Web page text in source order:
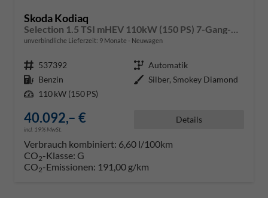
Skoda Kodiaq
unverbindliche Lieferzeit: 9 Monate Neuwagen
Fahrzeugnr. 537392 Getriebe Automatik
Kraftstoff Benzin Außenfarbe Silber, Smokey Diamond
Leistung 110 kW (150 PS)
40.092,– €
incl. 19% MwSt.
Details
Verbrauch kombiniert: 6,60 l/100km
CO2-Klasse: G
CO2-Emissionen: 191,00 g/km